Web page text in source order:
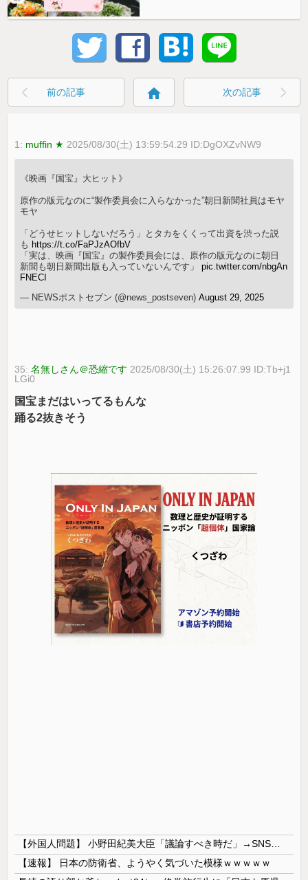
前の記事 home 次の記事
1: muffin ★ 2025/08/30(土) 13:59:54.29 ID:DgOXZvNW9
《映画『国宝』大ヒット》
原作の版元なのに“製作委員会に入らなかった”朝日新聞社員はモヤ
モヤ
「どうせヒットしないだろう」とタカをくくって出資を渋った説
も https://t.co/FaPJzAOfbV
「実は、映画『国宝』の製作委員会には、原作の版元なのに朝日
新聞も朝日新聞出版も入っていないんです」pic.twitter.com/nbgAn
FNECI
— NEWSポストセブン (@news_postseven)August 29, 2025
35:名無しさん＠恐縮です 2025/08/30(土) 15:26:07.99 ID:Tb+j1
LGi0
国宝まだはいってるもんな
踊る2抜きそう
【速報】 日本の防衛省、ようやく気づいた模様ｗｗｗｗｗ